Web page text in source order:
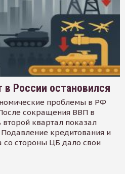
России остановился
проблемы в РФ
сокращения ВВП в
квартал показал
кредитования и
со стороны ЦБ дало свои